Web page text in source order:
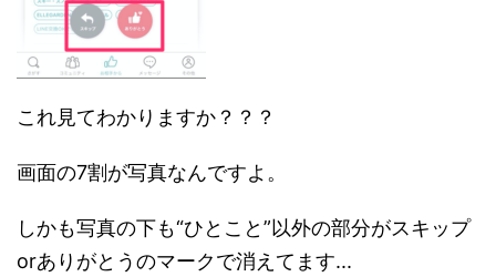
これ見てわかりますか？？？
画面の7割が写真なんですよ。
しかも写真の下も“ひとこと”以外の部分がスキップ
orありがとうのマークで消えてます...